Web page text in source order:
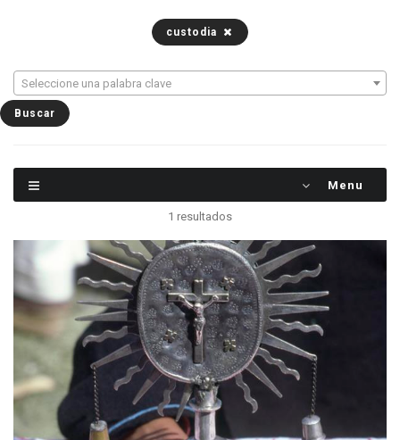
custodia
Seleccione una palabra clave
Menu
1 resultados
El 21 de diciembre, los indígenas de
Chichicastenango celebran al patrón de su
hermoso pueblo guatemalteco, Santo Tomás. En
la procesión también se lleva una custodia. -
1977